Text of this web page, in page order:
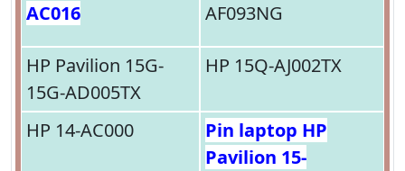
AC016
AF093NG
HP Pavilion 15G-
15G-AD005TX
HP 15Q-AJ002TX
HP 14-AC000
Pin laptop HP
Pavilion 15-